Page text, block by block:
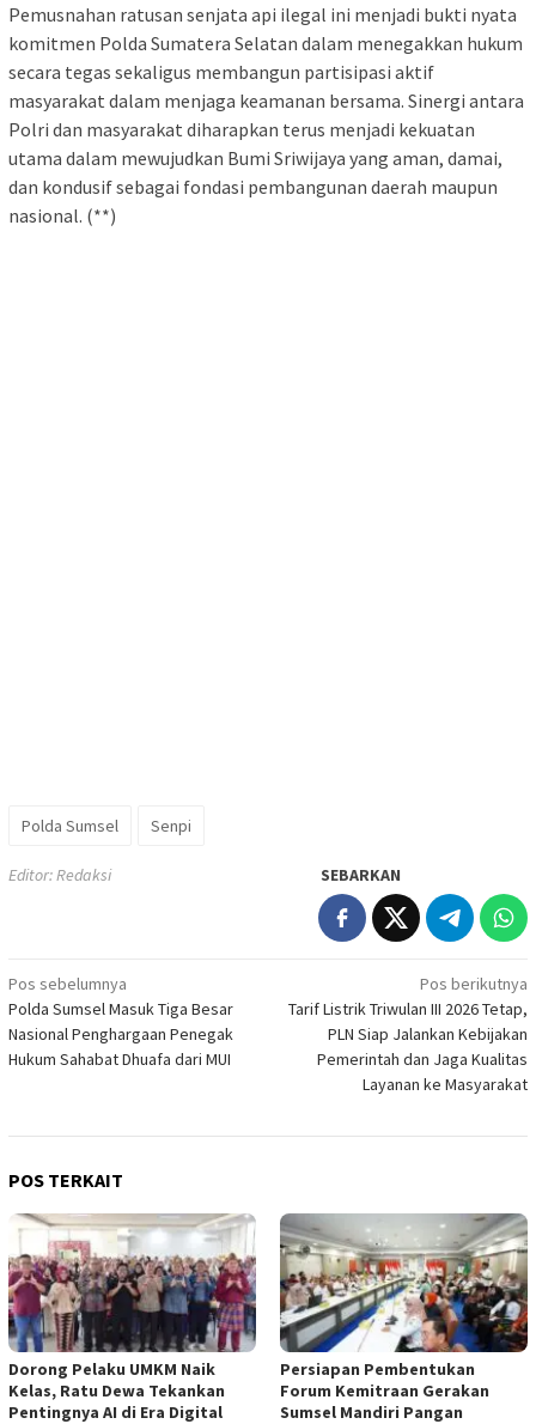
Pemusnahan ratusan senjata api ilegal ini menjadi bukti nyata
komitmen Polda Sumatera Selatan dalam menegakkan hukum
secara tegas sekaligus membangun partisipasi aktif
masyarakat dalam menjaga keamanan bersama. Sinergi antara
Polri dan masyarakat diharapkan terus menjadi kekuatan
utama dalam mewujudkan Bumi Sriwijaya yang aman, damai,
dan kondusif sebagai fondasi pembangunan daerah maupun
nasional. (**)
Polda Sumsel Senpi
Editor: Redaksi SEBARKAN
Navigasi
pos
Pos sebelumnya
Polda Sumsel Masuk Tiga Besar
Nasional Penghargaan Penegak
Hukum Sahabat Dhuafa dari MUI
Pos berikutnya
Tarif Listrik Triwulan III 2026 Tetap,
PLN Siap Jalankan Kebijakan
Pemerintah dan Jaga Kualitas
Layanan ke Masyarakat
POS TERKAIT
Dorong Pelaku UMKM Naik
Kelas, Ratu Dewa Tekankan
Pentingnya AI di Era Digital
Persiapan Pembentukan
Forum Kemitraan Gerakan
Sumsel Mandiri Pangan